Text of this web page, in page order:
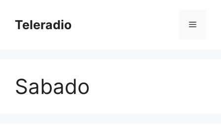
contenido
Teleradio Menú
Sabado